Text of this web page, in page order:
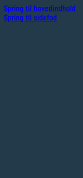
Spring til hovedindhold
Spring til sidefod